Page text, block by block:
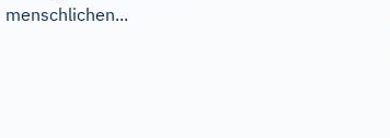
menschlichen...